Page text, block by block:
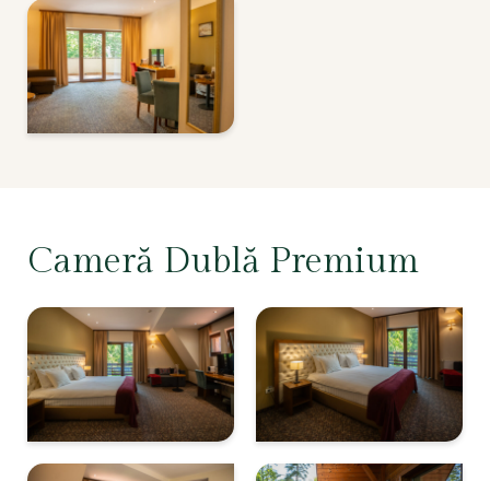
Cameră Dublă Premium